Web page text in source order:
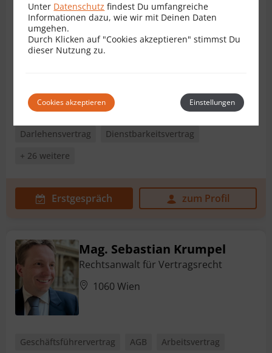
Rechtsanwalt für Vertragsrecht
6850 Dornbirn
3Bewertungen
Baurechtsvertrag
Bauträgervertrag
Darlehensvertrag
Dienstbarkeitsvertrag
+ 26 weitere
Erstgespräch zum Profil
Mag. Sebastian Krumpel
Rechtsanwalt für Vertragsrecht
1060 Wien
Geschäftsführervertrag AGB
Arbeitsvertrag
Unter Datenschutz findest Du umfangreiche
Informationen dazu, wie wir mit Deinen Daten
umgehen.
Durch Klicken auf "Cookies akzeptieren" stimmst Du
dieser Nutzung zu.
Cookies akzeptieren Einstellungen